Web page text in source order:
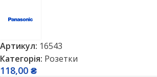
Артикул: 16543
Категорія: Розетки
118,00 ₴